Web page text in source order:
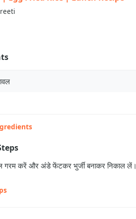
गरम करें और अंडे फेंटकर भुर्जी बनाकर निकाल लें।